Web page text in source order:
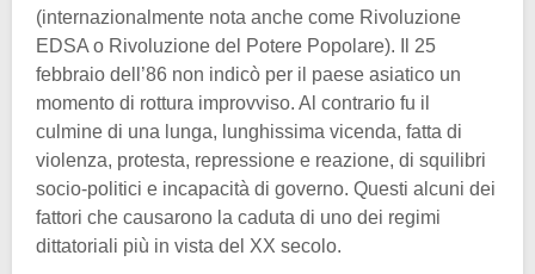
(internazionalmente nota anche come Rivoluzione
EDSA o Rivoluzione del Potere Popolare). Il 25
febbraio dell’86 non indicò per il paese asiatico un
momento di rottura improvviso. Al contrario fu il
culmine di una lunga, lunghissima vicenda, fatta di
violenza, protesta, repressione e reazione, di squilibri
socio-politici e incapacità di governo. Questi alcuni dei
fattori che causarono la caduta di uno dei regimi
dittatoriali più in vista del XX secolo.